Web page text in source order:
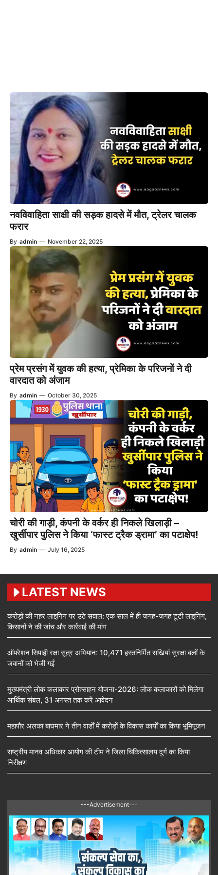
नवविवाहिता साक्षी की सड़क हादसे में मौत, ट्रेलर चालक
फरार
By admin — November 22, 2025
प्रेम प्रसंग में युवक की हत्या, प्रेमिका के परिजनों ने दी
वारदात को अंजाम
By admin — October 30, 2025
चोरी की गाड़ी, कंपनी के वर्कर ही निकले खिलाड़ी –
खुर्सीपार पुलिस ने किया ‘फास्ट ट्रैक ड्रामा’ का पटाक्षेप!
By admin — July 16, 2025
LATEST NEWS
करोड़ों की नहर लाइनिंग पर उठे सवाल: एक साल में ही जगह-जगह टूटी लाइनिंग,
किसानों ने की जांच और कार्रवाई की मांग
ऑपरेशन सिपाही रक्षा सूत्र अभियान: 10,471 हस्तनिर्मित राखियां सुरक्षा बलों के
जवानों को भेजी गईं
मुख्यमंत्री लोक कलाकार प्रोत्साहन योजना-2026: लोक कलाकारों को मिलेगा
आर्थिक संबल, 31 अगस्त तक करें आवेदन
महापौर अलका बाघमार ने तीन वार्डों में करोड़ों के विकास कार्यों का किया भूमिपूजन
राष्ट्रीय मानव अधिकार आयोग की टीम ने जिला चिकित्सालय दुर्ग का किया
निरीक्षण
---Advertisement---